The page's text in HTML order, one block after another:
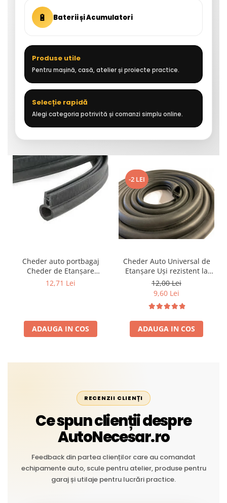
🔋 Baterii și Acumulatori
Produse utile
Pentru mașină, casă, atelier și proiecte practice.
Selecție rapidă
Alegi categoria potrivită și comanzi simplu online.
Cheder auto portbagaj
Cheder de Etanșare
Profesional din Cauciuc -
Liniar
12,71 Lei
ADAUGA IN COS
-2 LEI
Cheder Auto Universal de
Etanșare Uși rezistent la
intemperii, raze UV,
îmbătrânire și temperaturi
12,00 Lei
9,60 Lei
ADAUGA IN COS
RECENZII CLIENȚI
Ce spun clienții despre
AutoNecesar.ro
Feedback din partea clienților care au comandat
echipamente auto, scule pentru atelier, produse pentru
garaj și utilaje pentru lucrări practice.